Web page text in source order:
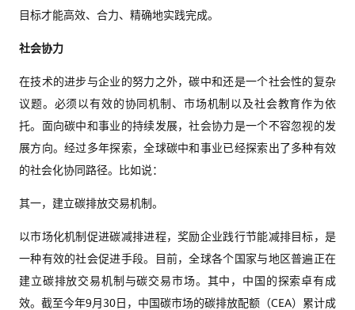
目标才能高效、合力、精确地实践完成。
社会协力
在技术的进步与企业的努力之外，碳中和还是一个社会性的复杂
议题。必须以有效的协同机制、市场机制以及社会教育作为依
托。面向碳中和事业的持续发展，社会协力是一个不容忽视的发
展方向。经过多年探索，全球碳中和事业已经探索出了多种有效
的社会化协同路径。比如说：
其一，建立碳排放交易机制。
以市场化机制促进碳减排进程，奖励企业践行节能减排目标，是
一种有效的社会促进手段。目前，全球各个国家与地区普遍正在
建立碳排放交易机制与碳交易市场。其中，中国的探索卓有成
效。截至今年9月30日，中国碳市场的碳排放配额（CEA）累计成